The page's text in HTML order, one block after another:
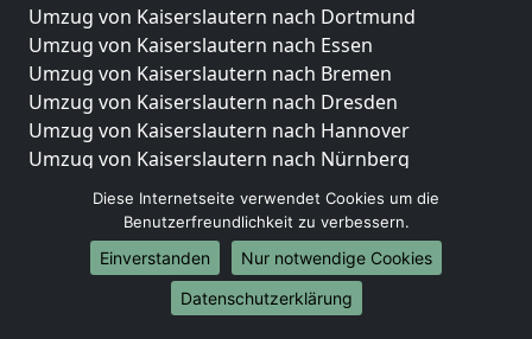
Umzug von Kaiserslautern nach Dortmund
Umzug von Kaiserslautern nach Essen
Umzug von Kaiserslautern nach Bremen
Umzug von Kaiserslautern nach Dresden
Umzug von Kaiserslautern nach Hannover
Umzug von Kaiserslautern nach Nürnberg
Umzug von Kaiserslautern nach Duisburg
Umzug von Kaiserslautern nach Bochum
Umzug von Kaiserslautern nach Wuppertal
Umzug von Kaiserslautern nach Bielefeld
Umzug von Kaiserslautern nach Bonn
Diese Internetseite verwendet Cookies um die
Benutzerfreundlichkeit zu verbessern.
Einverstanden
Nur notwendige Cookies
Datenschutzerklärung